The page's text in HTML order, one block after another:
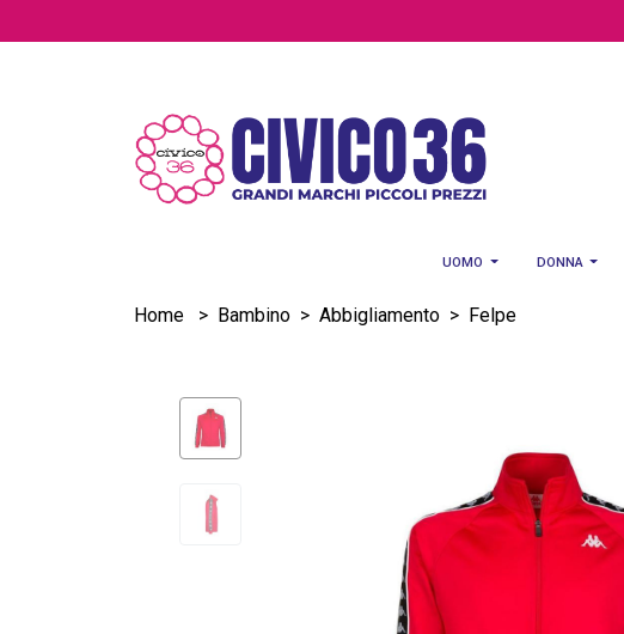
UOMO DONNA
Home > Bambino > Abbigliamento > Felpe